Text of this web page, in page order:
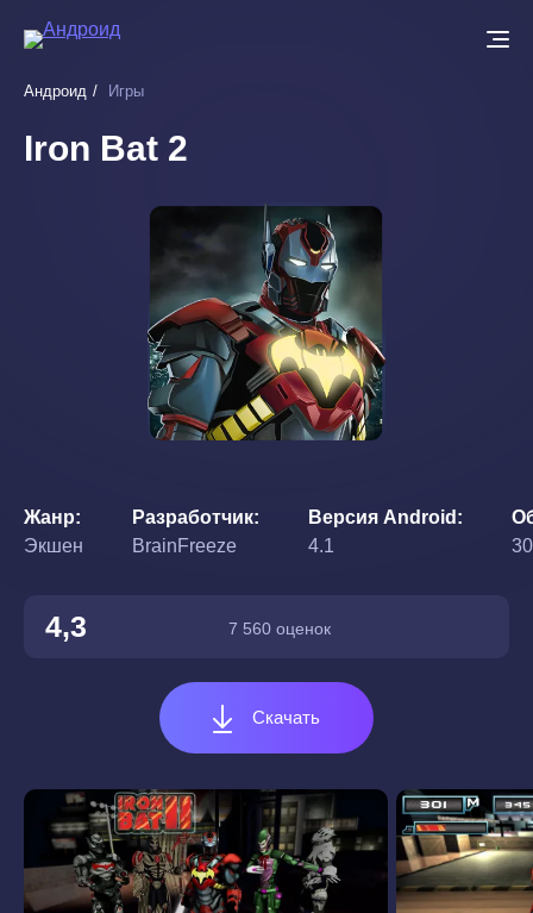
основному
Андроид Игры
Iron Bat 2
Жанр
Экшен
Разработчик
BrainFreeze
Версия Android
4.1
4,3 7 560 оценок
Скачать